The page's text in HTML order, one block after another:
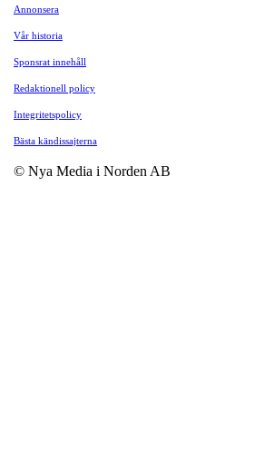
Annonsera
Vår historia
Sponsrat innehåll
Redaktionell policy
Integritetspolicy
Bästa kändissajterna
© Nya Media i Norden AB